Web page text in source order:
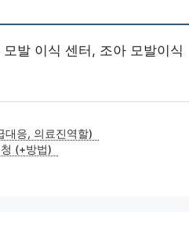
발 이식 센터, 조아 모발이식
대응, 의료진역할)
(+방법)